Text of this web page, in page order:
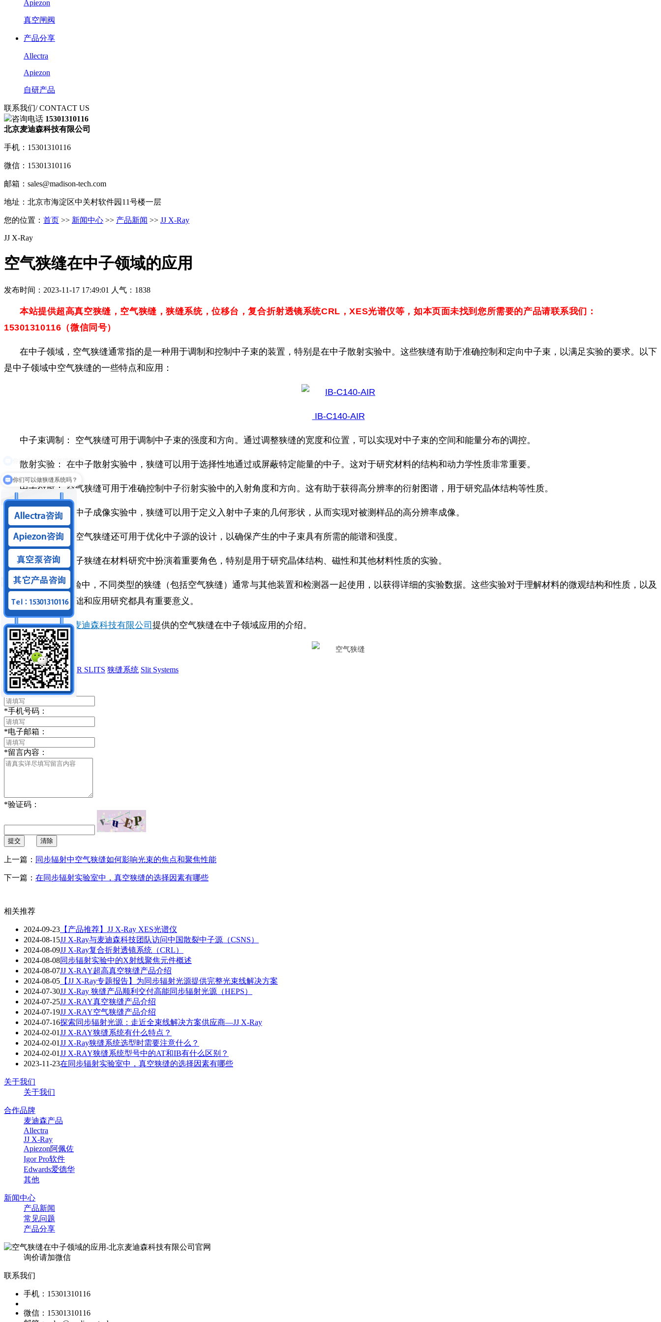
Apiezon
真空闸阀
产品分享
Allectra
Apiezon
自研产品
联系我们/ CONTACT US
咨询电话 15301310116
北京麦迪森科技有限公司
手机：15301310116
微信：15301310116
邮箱：sales@madison-tech.com
地址：北京市海淀区中关村软件园11号楼一层
您的位置： 首页 >> 新闻中心 >> 产品新闻 >> JJ X-Ray
JJ X-Ray
空气狭缝在中子领域的应用
发布时间：2023-11-17 17:49:01 人气：1838
本站提供超高真空狭缝，空气狭缝，狭缝系统，位移台，复合折射透镜系统CRL，XES光谱仪等，如本页面未找到您所需要的产品请联系我们：
15301310116（微信同号）
在中子领域，空气狭缝通常指的是一种用于调制和控制中子束的装置，特别是在中子散射实验中。这些狭缝有助于准确控制和定向中子束，以满足实验的要求。以下
是中子领域中空气狭缝的一些特点和应用：
IB-C140-AIR
中子束调制： 空气狭缝可用于调制中子束的强度和方向。通过调整狭缝的宽度和位置，可以实现对中子束的空间和能量分布的调控。
散射实验： 在中子散射实验中，狭缝可以用于选择性地通过或屏蔽特定能量的中子。这对于研究材料的结构和动力学性质非常重要。
中子衍射： 空气狭缝可用于准确控制中子衍射实验中的入射角度和方向。这有助于获得高分辨率的衍射图谱，用于研究晶体结构等性质。
中子成像： 在中子成像实验中，狭缝可以用于定义入射中子束的几何形状，从而实现对被测样品的高分辨率成像。
中子源优化： 空气狭缝还可用于优化中子源的设计，以确保产生的中子束具有所需的能谱和强度。
材料研究： 中子狭缝在材料研究中扮演着重要角色，特别是用于研究晶体结构、磁性和其他材料性质的实验。
在中子散射实验中，不同类型的狭缝（包括空气狭缝）通常与其他装置和检测器一起使用，以获得详细的实验数据。这些实验对于理解材料的微观结构和性质，以及
进行许多领域的基础和应用研究都具有重要意义。
以上就是北京麦迪森科技有限公司 提供的空气狭缝在中子领域应用的介绍。
JJ X-Ray 空气狭缝 AIR SLITS 狭缝系统 Slit Systems
留言内容：
*你的姓名：
*手机号码：
*电子邮箱：
*留言内容：
*验证码：
提交 清除
上一篇： 同步辐射中空气狭缝如何影响光束的焦点和聚焦性能
下一篇： 在同步辐射实验室中，真空狭缝的选择因素有哪些
相关推荐
2024-09-23 【产品推荐】JJ X-Ray XES光谱仪
2024-08-15JJ X-Ray与麦迪森科技团队访问中国散裂中子源（CSNS）
2024-08-09JJ X-Ray复合折射透镜系统（CRL）
2024-08-08同步辐射实验中的X射线聚焦元件概述
2024-08-07JJ X-RAY超高真空狭缝产品介绍
2024-08-05 【JJ X-Ray专题报告】为同步辐射光源提供完整光束线解决方案
2024-07-30JJ X-Ray 狭缝产品顺利交付高能同步辐射光源（HEPS）
2024-07-25JJ X-RAY真空狭缝产品介绍
2024-07-19JJ X-RAY空气狭缝产品介绍
2024-07-16探索同步辐射光源：走近全束线解决方案供应商—JJ X-Ray
2024-02-01JJ X-RAY狭缝系统有什么特点？
2024-02-01JJ X-Ray狭缝系统选型时需要注意什么？
2024-02-01JJ X-RAY狭缝系统型号中的AT和IB有什么区别？
2023-11-23在同步辐射实验室中，真空狭缝的选择因素有哪些
关于我们
关于我们
合作品牌
麦迪森产品
Allectra
JJ X-Ray
Apiezon阿佩佐
Igor Pro软件
Edwards爱德华
其他
新闻中心
产品新闻
常见问题
产品分享
询价请加微信
联系我们
手机：15301310116
微信：15301310116
你们可以做狭缝系统吗？